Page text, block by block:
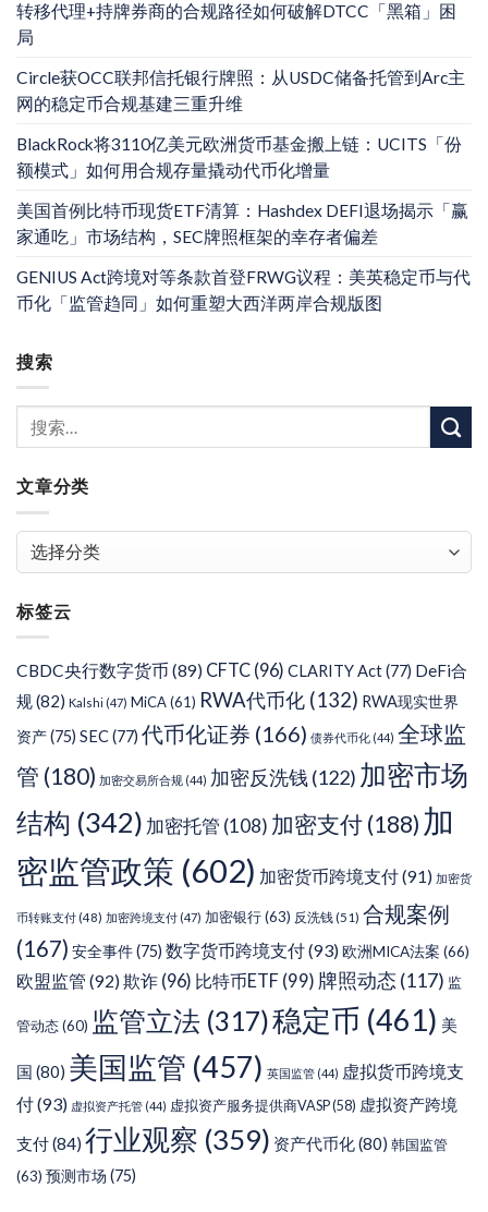
转移代理+持牌券商的合规路径如何破解DTCC「黑箱」困
局
Circle获OCC联邦信托银行牌照：从USDC储备托管到Arc主
网的稳定币合规基建三重升维
BlackRock将3110亿美元欧洲货币基金搬上链：UCITS「份
额模式」如何用合规存量撬动代币化增量
美国首例比特币现货ETF清算：Hashdex DEFI退场揭示「赢
家通吃」市场结构，SEC牌照框架的幸存者偏差
GENIUS Act跨境对等条款首登FRWG议程：美英稳定币与代
币化「监管趋同」如何重塑大西洋两岸合规版图
搜索
文章分类
类
标签云
CBDC央行数字货币 (89) CFTC (96) CLARITY Act(77) DeFi合
规(82) Kalshi (47) MiCA(61) RWA代币化 (132) RWA现实世界
资产(75) SEC(77) 代币化证券 (166) 债券代币化 (44) 全球监
管 (180) 加密交易所合规 (44) 加密反洗钱 (122) 加密市场
结构 (342) 加密托管 (108) 加密支付 (188) 加
密监管政策 (602) 加密货币跨境支付(91) 加密货
币转账支付 (48) 加密跨境支付 (47) 加密银行(63) 反洗钱(51) 合规案例
(167) 安全事件(75) 数字货币跨境支付(93)欧洲MICA法案 (66)
欧盟监管 (92)欺诈 (96) 比特币ETF (99) 牌照动态 (117) 监
管动态(60) 监管立法 (317)稳定币 (461) 美
国 (80) 美国监管 (457) 英国监管 (44) 虚拟货币跨境支
付(93) 虚拟资产托管 (44) 虚拟资产服务提供商VASP(58) 虚拟资产跨境
支付(84) 行业观察 (359) 资产代币化(80) 韩国监管
(63) 预测市场 (75)